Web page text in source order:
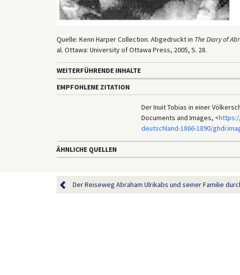
Quelle: Kenn Harper Collection. Abgedruckt in The Diary of
al. Ottawa: University of Ottawa Press, 2005, S. 28.
WEITERFÜHRENDE INHALTE
EMPFOHLENE ZITATION
Der Inuit Tobias in einer
Documents and Images, <
deutschland-1866-1890/
ÄHNLICHE QUELLEN
Der Reiseweg Abraham Ulrikabs und seiner Familie